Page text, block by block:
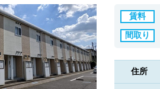
賃料
間取り
住所